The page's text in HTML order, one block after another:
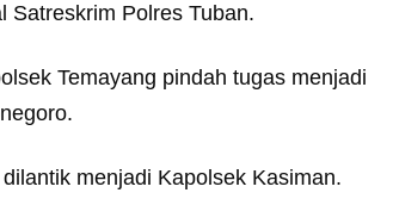
Satreskrim Polres Tuban.
Temayang pindah tugas menjadi
menjadi Kapolsek Kasiman.